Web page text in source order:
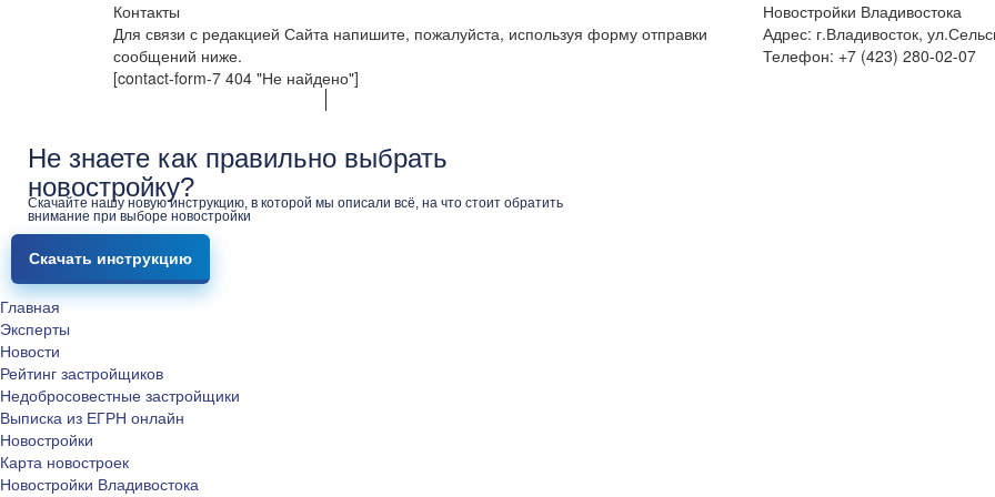
Контакты
Для связи с редакцией Сайта напишите, пожалуйста, используя форму отправки
сообщений ниже.
[contact-form-7 404 "Не найдено"]
Новостройки Владивостока
Адрес: г.Владивосток,
Телефон: +7 (423) 280-02-07
Не знаете как правильно выбрать
новостройку?
Скачайте нашу новую инструкцию, в которой мы описали всё, на что стоит обратить
внимание при выборе новостройки
Скачать инструкцию
Главная
Эксперты
Новости
Рейтинг застройщиков
Недобросовестные застройщики
Выписка из ЕГРН онлайн
Новостройки
Карта новостроек
Новостройки Владивостока